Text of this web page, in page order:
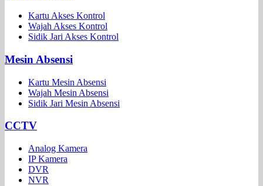
Kartu Akses Kontrol
Wajah Akses Kontrol
Sidik Jari Akses Kontrol
Mesin Absensi
Kartu Mesin Absensi
Wajah Mesin Absensi
Sidik Jari Mesin Absensi
CCTV
Analog Kamera
IP Kamera
DVR
NVR